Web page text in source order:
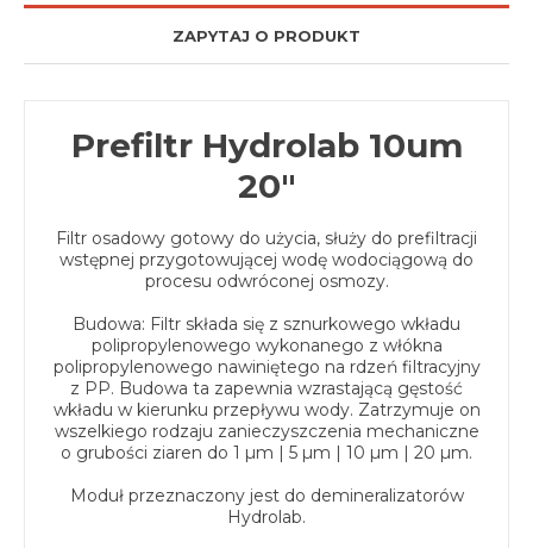
ZAPYTAJ O PRODUKT
Prefiltr Hydrolab 10um
20"
Filtr osadowy gotowy do użycia, służy do prefiltracji
wstępnej przygotowującej wodę wodociągową do
procesu odwróconej osmozy.
Budowa: Filtr składa się z sznurkowego wkładu
polipropylenowego wykonanego z włókna
polipropylenowego nawiniętego na rdzeń filtracyjny
z PP. Budowa ta zapewnia wzrastającą gęstość
wkładu w kierunku przepływu wody. Zatrzymuje on
wszelkiego rodzaju zanieczyszczenia mechaniczne
o grubości ziaren do 1 µm | 5 µm | 10 µm | 20 µm.
Moduł przeznaczony jest do demineralizatorów
Hydrolab.